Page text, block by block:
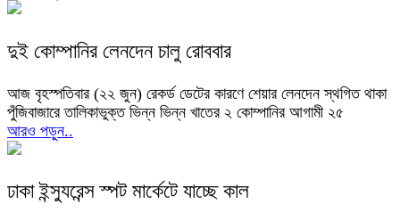
দুই কোম্পানির লেনদেন চালু রোববার
আজ বৃহস্পতিবার (২২ জুন) রেকর্ড ডেটের কারণে শেয়ার লেনদেন স্থগিত থাকা
পুঁজিবাজারে তালিকাভুক্ত ভিন্ন ভিন্ন খাতের ২ কোম্পানির আগামী ২৫
আরও পড়ুন..
ঢাকা ইন্স্যুরেন্স স্পট মার্কেটে যাচ্ছে কাল